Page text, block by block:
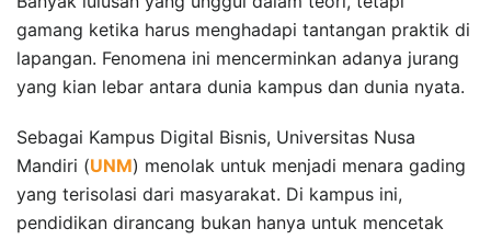
gamang ketika harus menghadapi tantangan praktik di
lapangan. Fenomena ini mencerminkan adanya jurang
yang kian lebar antara dunia kampus dan dunia nyata.
Sebagai Kampus Digital Bisnis, Universitas Nusa
Mandiri (UNM) menolak untuk menjadi menara gading
yang terisolasi dari masyarakat. Di kampus ini,
pendidikan dirancang bukan hanya untuk mencetak